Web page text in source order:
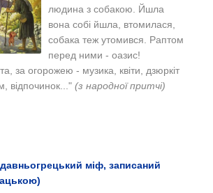
людина з собакою. Йшла
вона собі йшла, втомилася,
собака теж утомився. Раптом
перед ними - оазис!
за огорожею - музика, квіти, дзюркіт
відпочинок..." (з народної притчі)
міф, записаний